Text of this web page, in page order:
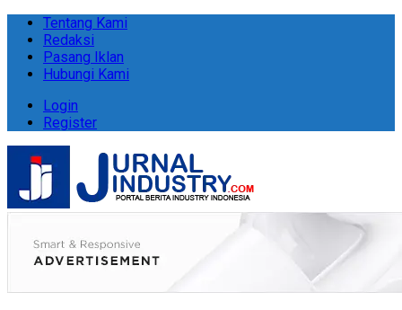
Tentang Kami
Redaksi
Pasang Iklan
Hubungi Kami
Login
Register